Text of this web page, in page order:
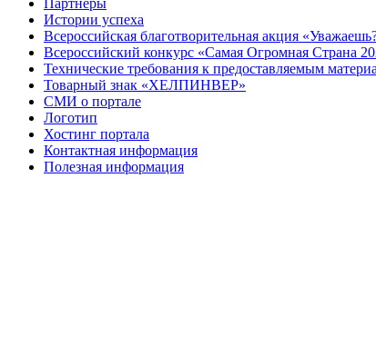
Истории успеха
Всероссийская благотворительная акция
Всероссийский конкурс «Самая Огромная Страна
Технические требования к предоставляемым
Товарный знак «ХЕЛПИНВЕР»
СМИ о портале
Логотип
Хостинг портала
Контактная информация
Полезная информация